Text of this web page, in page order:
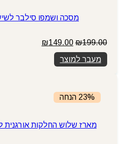
מסכה ושמפו סילבר
₪199.00
המחיר
המקורי
היה:
₪199.00.
₪149.00
מעבר למוצר
23% הנחה
מארז שלוש החלקות אורגנית